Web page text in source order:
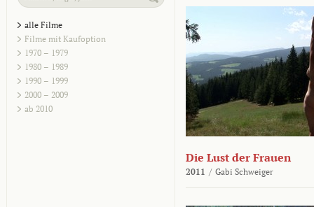
alle Filme
Filme mit Kaufoption
1970 – 1979
1980 – 1989
1990 – 1999
2000 – 2009
ab 2010
Die Lust der Frauen
2011 / Gabi Schweiger